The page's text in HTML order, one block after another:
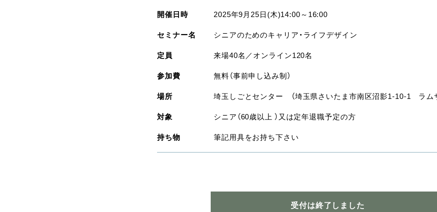
開催日時
2025年9月25日(木)14:00～16:00
セミナー名
シニアのためのキャリア・ライフデザイン
定員
来場40名／オンライン120名
参加費
無料（事前申し込み制）
場所
埼玉しごとセンター （埼玉県さいたま市南区沼影1-10-1 ラム
対象
シニア（60歳以上 ）又は定年退職予定の方
持ち物
筆記用具をお持ち下さい
受付は終了しました